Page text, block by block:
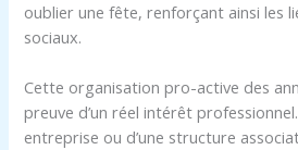
oublier une fête, renforçant ainsi les
sociaux.
Cette organisation pro-active des
preuve d’un réel intérêt
entreprise ou d’une structure